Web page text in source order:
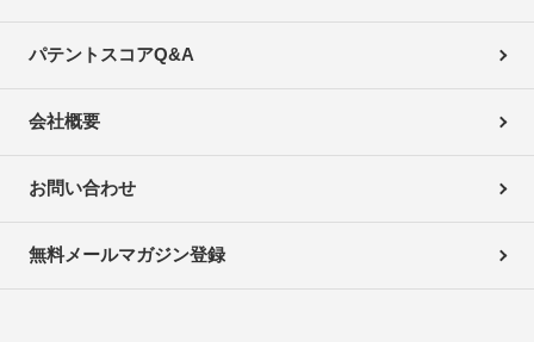
パテントスコアQ&A
会社概要
お問い合わせ
無料メールマガジン登録